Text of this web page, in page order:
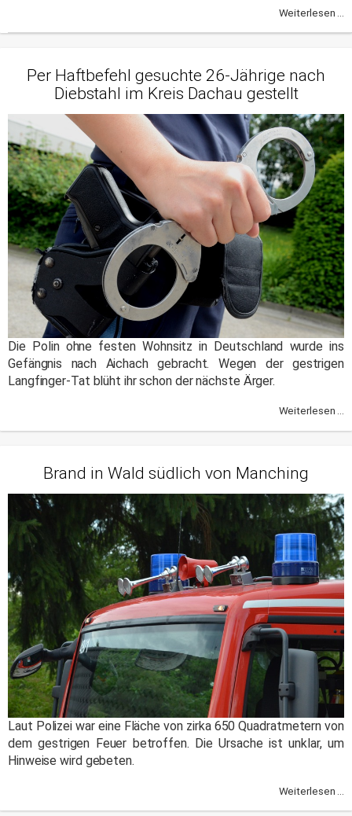
Weiterlesen ...
Per Haftbefehl gesuchte 26-Jährige nach
Diebstahl im Kreis Dachau gestellt
Die Polin ohne festen Wohnsitz in Deutschland wurde ins
Gefängnis nach Aichach gebracht. Wegen der gestrigen
Langfinger-Tat blüht ihr schon der nächste Ärger.
Weiterlesen ...
Brand in Wald südlich von Manching
Laut Polizei war eine Fläche von zirka 650 Quadratmetern von
dem gestrigen Feuer betroffen. Die Ursache ist unklar, um
Hinweise wird gebeten.
Weiterlesen ...